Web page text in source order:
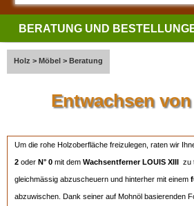
BERATUNG UND
Holz > Möbel > Beratung
Entwachsen
Um die rohe Holzoberfläche freizulegen, raten wir
2 oder N° 0 mit dem Wachsentferner LOUIS XIII zu
gleichmässig abzuscheuern und hinterher mit einem
abzuwischen. Dank seiner auf Mohnöl basierenden